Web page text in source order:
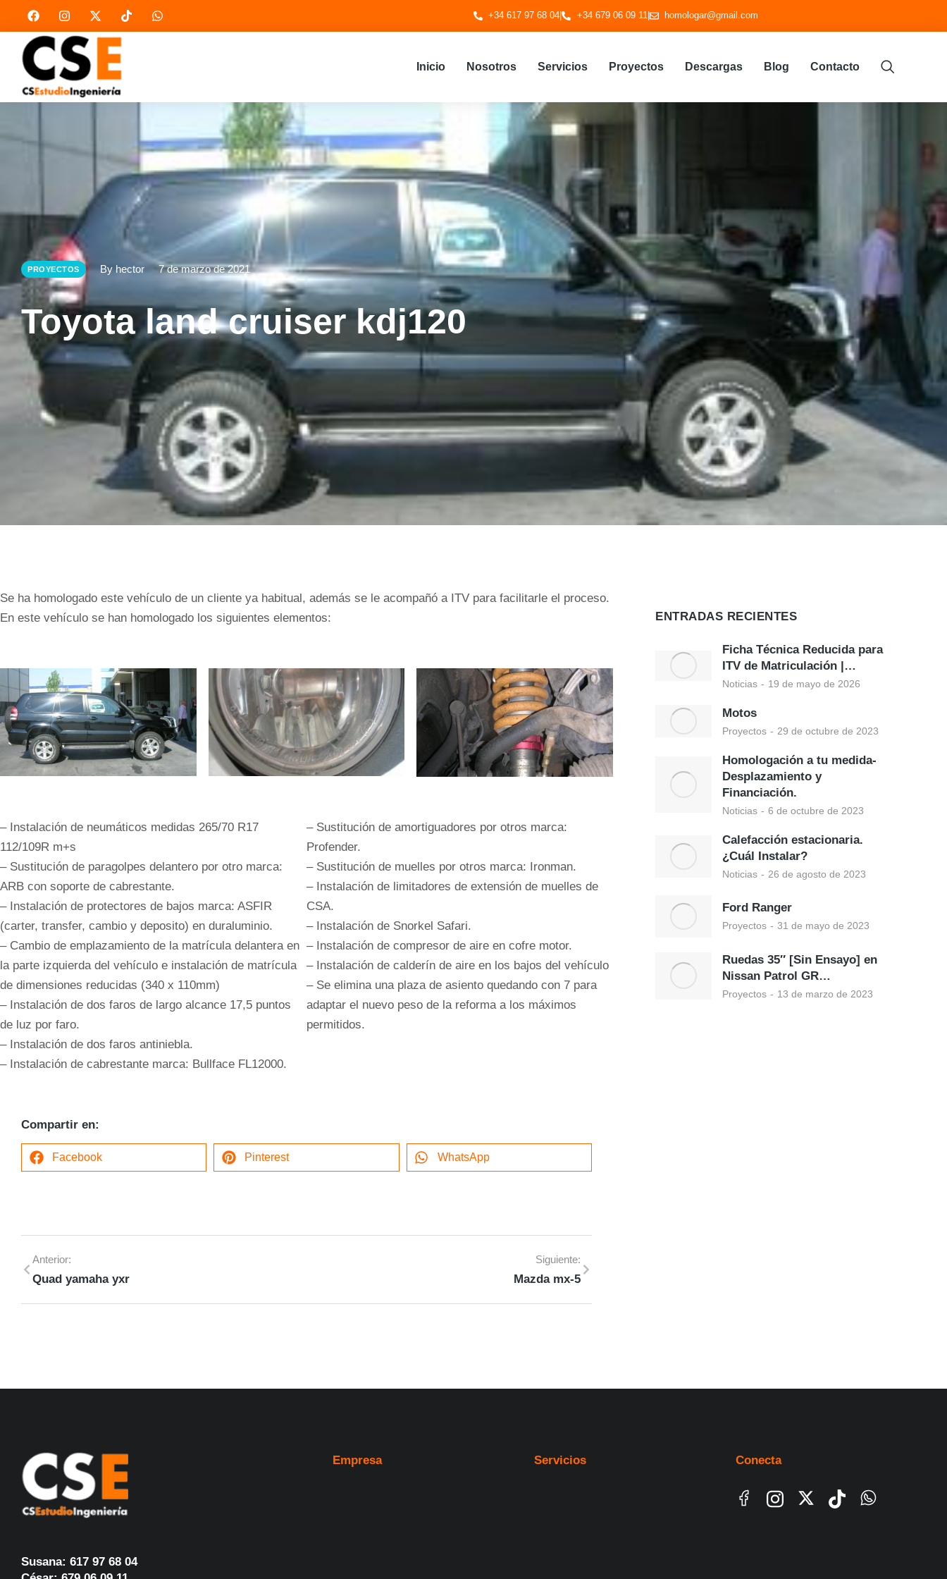
+34 617 97 68 04 | +34 679 06 09 11| homologar@gmail.com
Inicio Nosotros Servicios Proyectos Descargas Blog Contacto
PROYECTOS By hector 7 de marzo de 2021
Toyota land cruiser kdj120
Se ha homologado este vehículo de un cliente ya habitual, además se le acompañó a ITV para facilitarle el proceso.
En este vehículo se han homologado los siguientes elementos:
– Instalación de neumáticos medidas 265/70 R17
112/109R m+s
– Sustitución de paragolpes delantero por otro marca:
ARB con soporte de cabrestante.
– Instalación de protectores de bajos marca: ASFIR
(carter, transfer, cambio y deposito) en duraluminio.
– Cambio de emplazamiento de la matrícula delantera en
la parte izquierda del vehículo e instalación de matrícula
de dimensiones reducidas (340 x 110mm)
– Instalación de dos faros de largo alcance 17,5 puntos
de luz por faro.
– Instalación de dos faros antiniebla.
– Instalación de cabrestante marca: Bullface FL12000.
– Sustitución de amortiguadores por otros marca:
Profender.
– Sustitución de muelles por otros marca: Ironman.
– Instalación de limitadores de extensión de muelles de
CSA.
– Instalación de Snorkel Safari.
– Instalación de compresor de aire en cofre motor.
– Instalación de calderín de aire en los bajos del vehículo
– Se elimina una plaza de asiento quedando con 7 para
adaptar el nuevo peso de la reforma a los máximos
permitidos.
Compartir en:
Facebook Pinterest WhatsApp
Anterior:
Quad yamaha yxr
Siguiente:
Mazda mx-5
ENTRADAS RECIENTES
Ficha Técnica Reducida para
ITV de Matriculación |…
Noticias 19 de mayo de 2026
Motos
Proyectos 29 de octubre de 2023
Homologación a tu medida-
Desplazamiento y
Financiación.
Noticias 6 de octubre de 2023
Calefacción estacionaria.
¿Cuál Instalar?
Noticias 26 de agosto de 2023
Ford Ranger
Proyectos 31 de mayo de 2023
Ruedas 35″ [Sin Ensayo] en
Nissan Patrol GR…
Proyectos 13 de marzo de 2023
Susana: 617 97 68 04
Empresa Servicios Conecta